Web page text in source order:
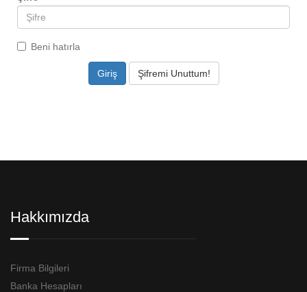
Beni hatırla
Şifremi Unuttum!
Hakkımızda
Firma Bilgileri
Banka Hesapları